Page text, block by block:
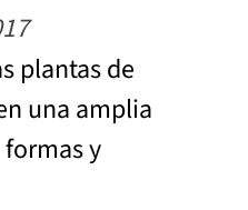
plantas de
una amplia
y